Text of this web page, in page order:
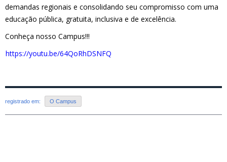
demandas regionais e consolidando seu compromisso com uma
educação pública, gratuita, inclusiva e de excelência.
Conheça nosso Campus!!!
https://youtu.be/64QoRhDSNFQ
registrado em: O Campus